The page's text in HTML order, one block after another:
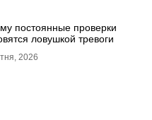
постоянные проверки
ловушкой тревоги
2026